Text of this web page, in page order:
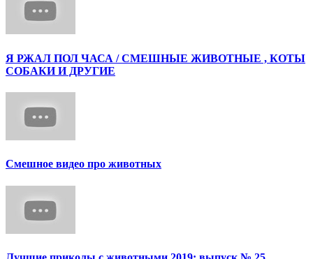
Я РЖАЛ ПОЛ ЧАСА / СМЕШНЫЕ ЖИВОТНЫЕ , КОТЫ
СОБАКИ И ДРУГИЕ
Смешное видео про животных